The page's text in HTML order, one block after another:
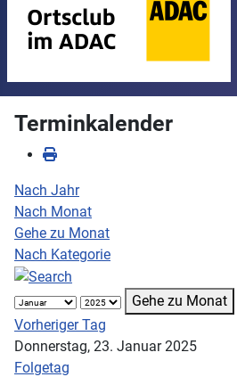
Terminkalender
Nach Jahr
Nach Monat
Gehe zu Monat
Nach Kategorie
Gehe zu Monat
Vorheriger Tag
Donnerstag, 23. Januar 2025
Folgetag